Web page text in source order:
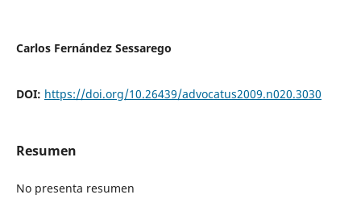
Carlos Fernández Sessarego
DOI: https://doi.org/10.26439/advocatus2009.n020.3030
Resumen
No presenta resumen